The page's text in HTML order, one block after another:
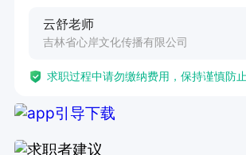
周一到周五12：30-15：00培训，其
云舒老师
吉林省心岸文化传播有限公司
求职过程中请勿缴纳费用，保持谨慎防